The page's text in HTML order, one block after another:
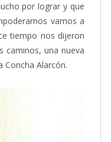
por lograr y que
vamos a
tiempo nos dijeron
caminos, una nueva
Concha Alarcón.